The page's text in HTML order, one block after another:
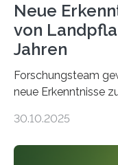
Neue
von
Jahren
Forschungsteam
neue Erkenntnisse
Landpflanzen
30.10.2025